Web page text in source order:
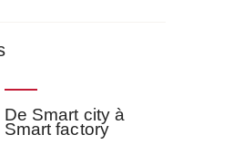
De Smart city à
Smart factory